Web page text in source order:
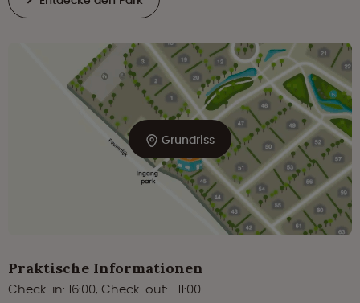
Grundriss
Praktische Informationen
Check-in: 16:00, Check-out: -11:00